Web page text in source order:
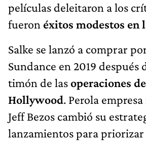
películas deleitaron a los
fueron éxitos modestos en
Salke se lanzó a comprar
Sundance en 2019 después
timón de lasoperaciones
Hollywood. Perola
Jeff Bezos cambió su
lanzamientos para priorizar